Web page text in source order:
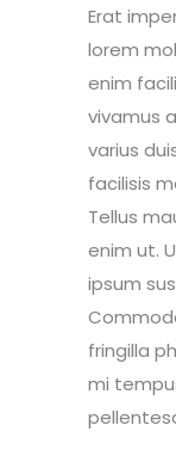
Erat
lorem
enim
vivamus
varius
facilisis
Tellus
enim ut.
ipsum
fringilla
mi